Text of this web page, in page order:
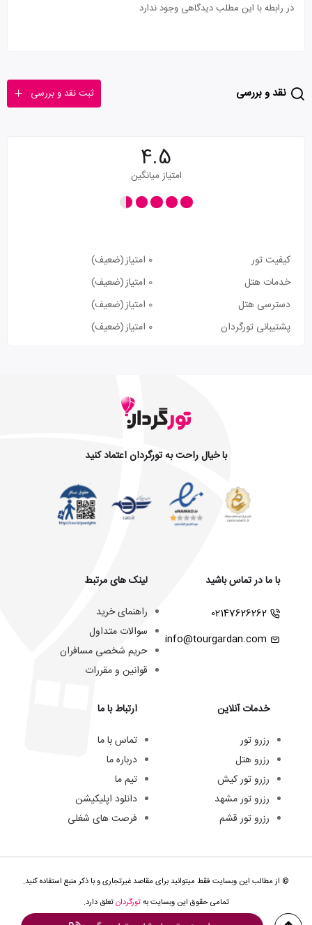
در رابطه با این مطلب دیدگاهی وجود ندارد
نقد و بررسی ثبت نقد و بررسی
4.5
امتیاز میانگین
کیفیت تور 0 امتیاز
(ضعیف)
خدمات هتل
0 امتیاز
(ضعیف)
دسترسی هتل
0 امتیاز
(ضعیف)
پشتیبانی تورگردان
0 امتیاز (ضعیف)
با خیال راحت به تورگردان اعتماد کنید
با ما در تماس باشید
02147626262
info@tourgardan.com
خدمات آنلاین
رزرو تور
رزرو هتل
رزرو تور کیش
رزرو تور مشهد
رزرو تور قشم
لینک های مرتبط
راهنمای خرید
سوالات متداول
حریم شخصی مسافران
قوانین و مقررات
ارتباط با ما
تماس با ما
درباره ما
تیم ما
دانلود اپلیکیشن
فرصت های شغلی
© از مطالب این وبسایت فقط میتوانید برای مقاصد غیرتجاری و با ذکر منبع استفاده کنید.
تمامی حقوق این وبسایت بهتورگردانتعلق دارد.